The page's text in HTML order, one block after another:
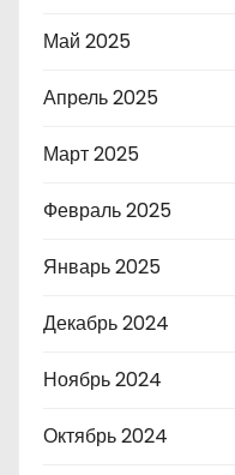
Май 2025
Апрель 2025
Март 2025
Февраль 2025
Январь 2025
Декабрь 2024
Ноябрь 2024
Октябрь 2024